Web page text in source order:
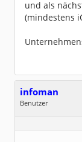
und als
(mindestens
infoman
Benutzer
Dabei seit:
06 /